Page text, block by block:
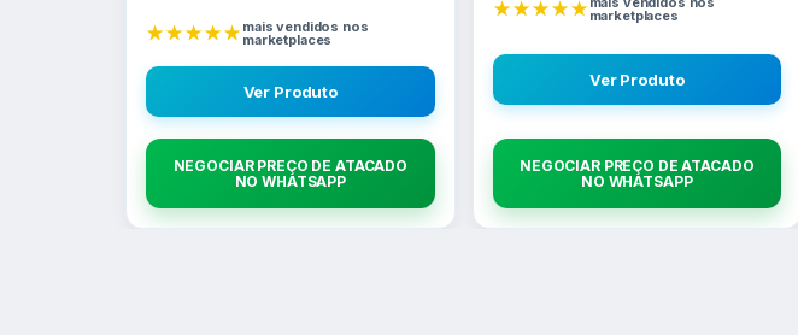
★★★★★mais vendidos nos
marketplaces
Ver Produto
NEGOCIAR PREÇO DE ATACADO
NO WHATSAPP
★★★★★marketplaces
Ver Produto
NEGOCIAR PREÇO DE ATACADO
NO WHATSAPP